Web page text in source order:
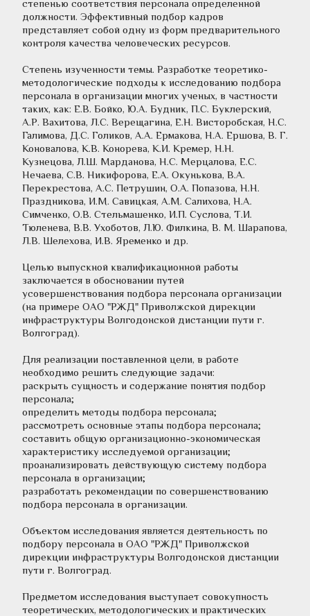
степенью соответствия персонала определенной
должности. Эффективный подбор кадров
представляет собой одну из форм предварительного
контроля качества человеческих ресурсов.
Степень изученности темы. Разработке теоретико-
методологические подходы к исследованию подбора
персонала в организации многих ученых, в частности
таких, как: Е.В. Бойко, Ю.А. Будник, П.С. Буклерский,
А.Р. Вахитова, Л.С. Верещагина, Е.Н. Висторобская, Н.С.
Галимова, Д.С. Голиков, А.А. Ермакова, Н.А. Ершова, В. Г.
Коновалова, К.В. Конорева, К.И. Кремер, Н.Н.
Кузнецова, Л.Ш. Марданова, Н.С. Мерцалова, Е.С.
Нечаева, С.В. Никифорова, Е.А. Окунькова, В.А.
Перекрестова, А.С. Петрушин, О.А. Попазова, Н.Н.
Праздникова, И.М. Савицкая, А.М. Салихова, Н.А.
Симченко, О.В. Стельмашенко, И.П. Суслова, Т.И.
Тюленева, В.В. Ухоботов, Л.Ю. Филкина, В. М. Шарапова,
Л.В. Шелехова, И.В. Яременко и др.
Целью выпускной квалификационной работы
заключается в обосновании путей
усовершенствования подбора персонала организации
(на примере ОАО "РЖД" Приволжской дирекции
инфраструктуры Волгодонской дистанции пути г.
Волгоград).
Для реализации поставленной цели, в работе
необходимо решить следующие задачи:
раскрыть сущность и содержание понятия подбор
персонала;
определить методы подбора персонала;
рассмотреть основные этапы подбора персонала;
составить общую организационно-экономическая
характеристику исследуемой организации;
проанализировать действующую систему подбора
персонала в организации;
разработать рекомендации по совершенствованию
подбора персонала в организации.
Объектом исследования является деятельность по
подбору персонала в ОАО "РЖД" Приволжской
дирекции инфраструктуры Волгодонской дистанции
пути г. Волгоград.
Предметом исследования выступает совокупность
теоретических, методологических и практических